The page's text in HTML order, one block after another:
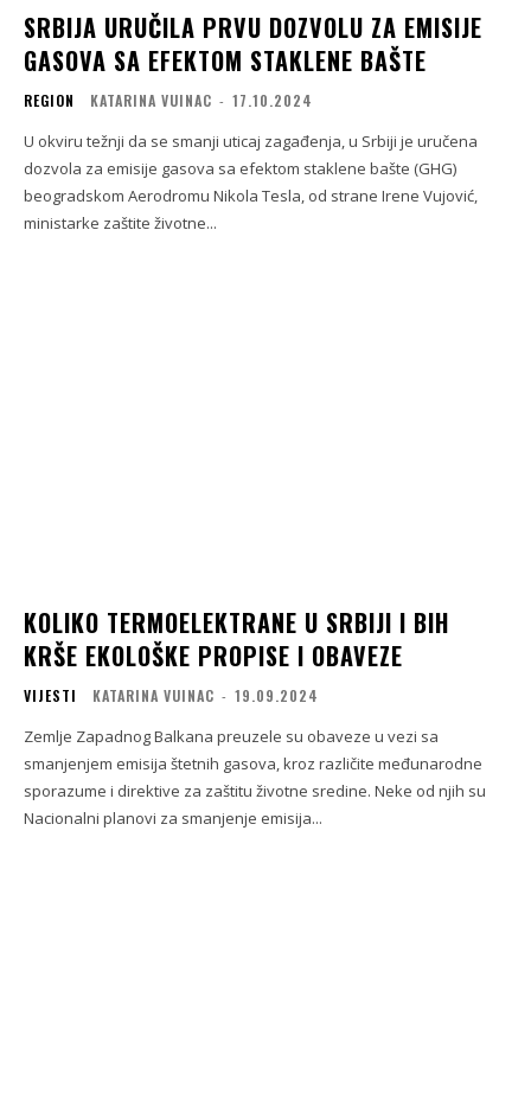
SRBIJA URUČILA PRVU DOZVOLU ZA EMISIJE
GASOVA SA EFEKTOM STAKLENE BAŠTE
REGION KATARINA VUINAC - 17.10.2024
U okviru težnji da se smanji uticaj zagađenja, u Srbiji je uručena
dozvola za emisije gasova sa efektom staklene bašte (GHG)
beogradskom Aerodromu Nikola Tesla, od strane Irene Vujović,
ministarke zaštite životne...
KOLIKO TERMOELEKTRANE U SRBIJI I BIH
KRŠE EKOLOŠKE PROPISE I OBAVEZE
VIJESTI KATARINA VUINAC - 19.09.2024
Zemlje Zapadnog Balkana preuzele su obaveze u vezi sa
smanjenjem emisija štetnih gasova, kroz različite međunarodne
sporazume i direktive za zaštitu životne sredine. Neke od njih su
Nacionalni planovi za smanjenje emisija...